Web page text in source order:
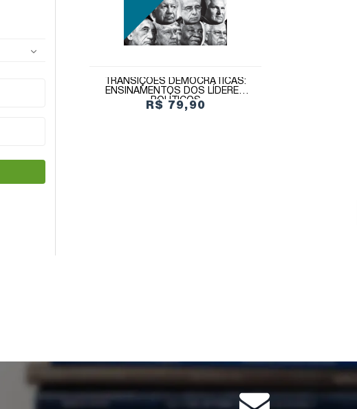
TRANSIÇÕES DEMOCRÁTICAS:
ENSINAMENTOS DOS LÍDERES
POLÍTICOS
R$ 79,90